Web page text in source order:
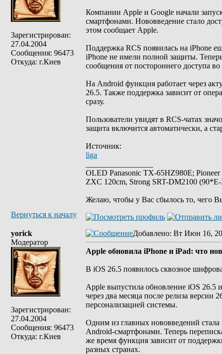
Зарегистрирован:
27.04.2004
Сообщения: 96473
Откуда: г.Киев
Компании Apple и Google начали
смартфонами. Нововведение стало
этом сообщает Apple.
Поддержка RCS появилась на iPhone
iPhone не имели полной защиты.
сообщения от постороннего доступа
На Android функция работает через
26.5. Также поддержка зависит от
сразу.
Пользователи увидят в RCS-чатах
защита включится автоматически, а
Источник:
liga
OLED Panasonic TX-65HZ980E;
ZXC 120cm, Strong SRT-DM2100
Желаю, чтобы у Вас сбылось то, чего
Вернуться к началу
yorick
Модератор
Зарегистрирован:
27.04.2004
Сообщения: 96473
Откуда: г.Киев
Добавлено: Вт Июн 16,
Apple обновила iPhone и iPad: что
В iOS 26.5 появилось сквозное
Apple выпустила обновление iOS 26.5
через два месяца после релиза
персонализацией системы.
Одним из главных нововведений
Android-смартфонами. Теперь
же время функция зависит от
разных странах.